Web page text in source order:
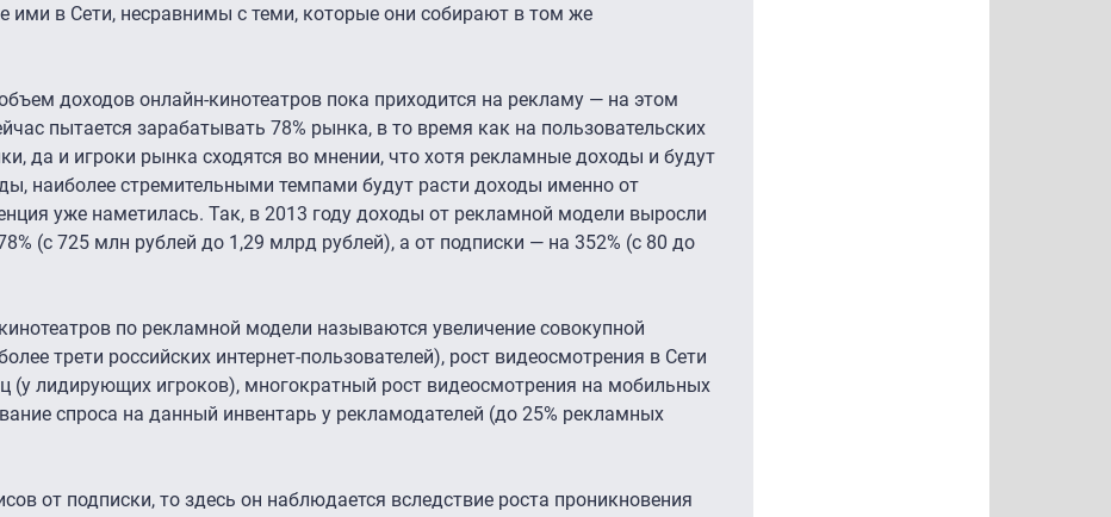
ими в Сети, несравнимы с теми, которые они собирают в том же
доходов онлайн-кинотеатров пока приходится на рекламу — на этом
пытается зарабатывать 78% рынка, в то время как на пользовательских
да и игроки рынка сходятся во мнении, что хотя рекламные доходы и будут
наиболее стремительными темпами будут расти доходы именно от
уже наметилась. Так, в 2013 году доходы от рекламной модели выросли
(с 725 млн рублей до 1,29 млрд рублей), а от подписки — на 352% (с 80 до
по рекламной модели называются увеличение совокупной
трети российских интернет-пользователей), рост видеосмотрения в Сети
(у лидирующих игроков), многократный рост видеосмотрения на мобильных
спроса на данный инвентарь у рекламодателей (до 25% рекламных
от подписки, то здесь он наблюдается вследствие роста проникновения